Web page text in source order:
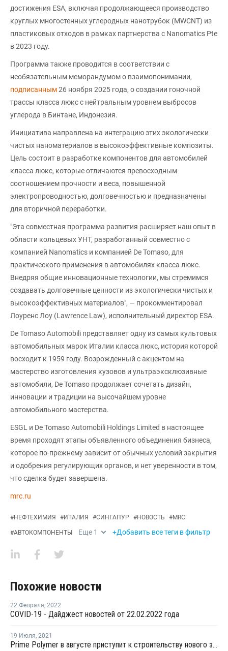
достижения ESA, включая продолжающееся производство
круглых многостенных углеродных нанотрубок (MWCNT) из
пластиковых отходов в рамках партнерства с Nanomatics Pte
в 2023 году.
Программа также проводится в соответствии с
необязательным меморандумом о взаимопонимании,
подписанным26 ноября 2025 года, о создании гоночной
трассы класса люкс с нейтральным уровнем выбросов
углерода в Бинтане, Индонезия.
Инициатива направлена на интеграцию этих экологически
чистых наноматериалов в высокоэффективные композиты.
Цель состоит в разработке компонентов для автомобилей
класса люкс, которые отличаются превосходным
соотношением прочности и веса, повышенной
электропроводностью, долговечностью и предназначены
для вторичной переработки.
"Эта совместная программа развития расширяет наш опыт в
области кольцевых УНТ, разработанный совместно с
компанией Nanomatics и компанией De Tomaso, для
практического применения в автомобилях класса люкс.
Внедряя общие инновационные технологии, мы стремимся
создавать долговечные ценности из экологически чистых и
высокоэффективных материалов", — прокомментировал
Лоуренс Лоу (Lawrence Law), исполнительный директор ESA.
De Tomaso Automobili представляет одну из самых культовых
автомобильных марок Италии класса люкс, история которой
восходит к 1959 году. Возрожденный с акцентом на
мастерство изготовления кузовов и ультраэксклюзивные
автомобили, De Tomaso продолжает сочетать дизайн,
инновации и традиции на высочайшем уровне
автомобильного мастерства.
ESGL и De Tomaso Automobili Holdings Limited в настоящее
время проходят этапы объявленного объединения бизнеса,
которое по-прежнему зависит от обычных условий закрытия
и одобрения регулирующих органов, и нет уверенности в том,
что сделка будет завершена.
mrc.ru
#НЕФТЕХИМИЯ #ИТАЛИЯ #СИНГАПУР #НОВОСТЬ #MRC
#АВТОКОМПОНЕНТЫ Еще 1 +Добавить все теги в фильтр
Похожие новости
22 Февраля, 2022
COVID-19 - Дайджест новостей от 22.02.2022 года
19 Июля, 2021
Prime Polymer в августе приступит к строительству нового завода ПП в Тибе